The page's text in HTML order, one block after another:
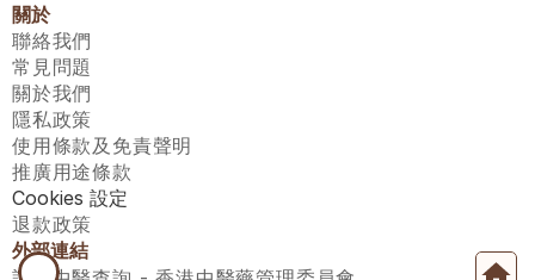
關於
聯絡我們
常見問題
關於我們
隱私政策
使用條款及免責聲明
推廣用途條款
Cookies 設定
退款政策
外部連結